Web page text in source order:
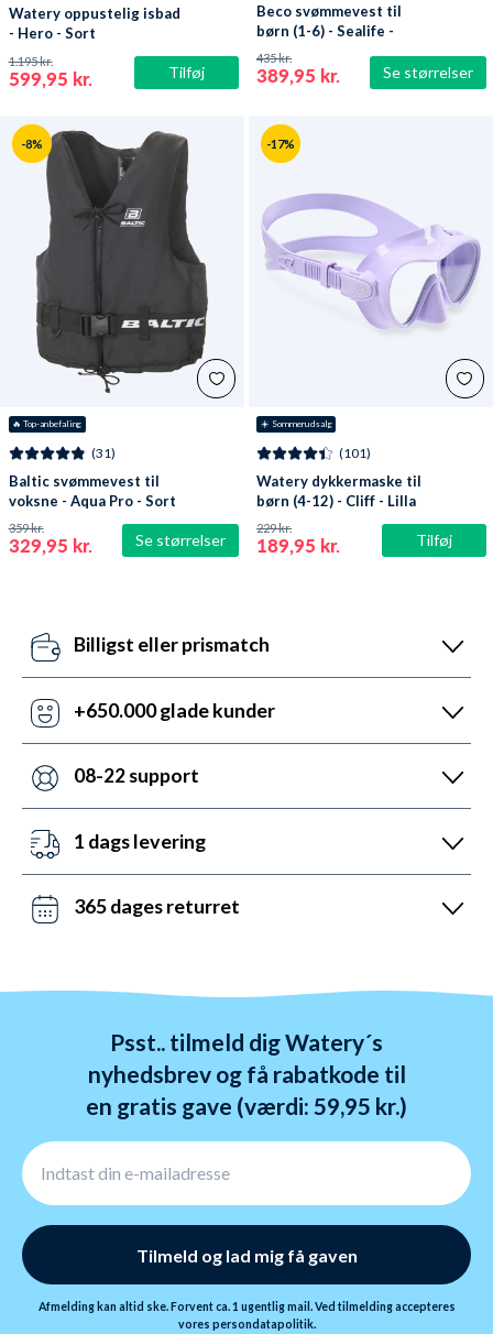
Tilføj
Watery oppustelig isbad
- Hero - Sort
599,95 kr.
1.195 kr.
Se størrelser
Beco svømmevest til
børn (1-6) - Sealife -
Lyseblå/grøn
389,95 kr.
435 kr.
-8%
🔥 Top-anbefaling
Se størrelser
(31)
Baltic svømmevest til
voksne - Aqua Pro - Sort
329,95 kr.
359 kr.
-17%
☀️ Sommerudsalg
Tilføj
(101)
Watery dykkermaske til
børn (4-12) - Cliff - Lilla
189,95 kr.
229 kr.
Billigst eller prismatch
Vores pris-robotter opdaterer dagligt alle vores
priser ift. konkurrenterne. Misser de, så udnyt vores
+650.000 glade kunder
Med +6 år i markedet, så har vi hjulpet flere end
nogen andre med udstyr til vandsport. Heldigvis kan
08-22 support
Vi er sat i verden for at hjælpe. Derfor er vores
kundeservice åben mandag til fredag fra 08 til 22.
1 dags levering
Det kan du opnå ved bestilling før kl. 22:00 alle ugens
dage - også i weekenden. Vi sender med DAO, Bring
365 dages returret
behandles indenfor 24 timer.
Psst.. tilmeld dig Watery´s
nyhedsbrev og få rabatkode til
en gratis gave (værdi: 59,95 kr.)
Tilmeld og lad mig få gaven
Afmelding kan altid ske. Forvent ca. 1 ugentlig mail. Ved tilmelding accepteres
vores persondatapolitik.